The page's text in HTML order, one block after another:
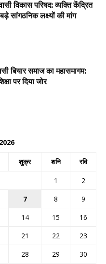
विकास परिषद: व्यक्ति केंद्रित
सांगठनिक लक्ष्यों की मांग
बियार समाज का महासमागम:
पर दिया जोर
शुक्र शनि रवि
1
2
7 8
9
14 15
16
21 22
23
28 29
30